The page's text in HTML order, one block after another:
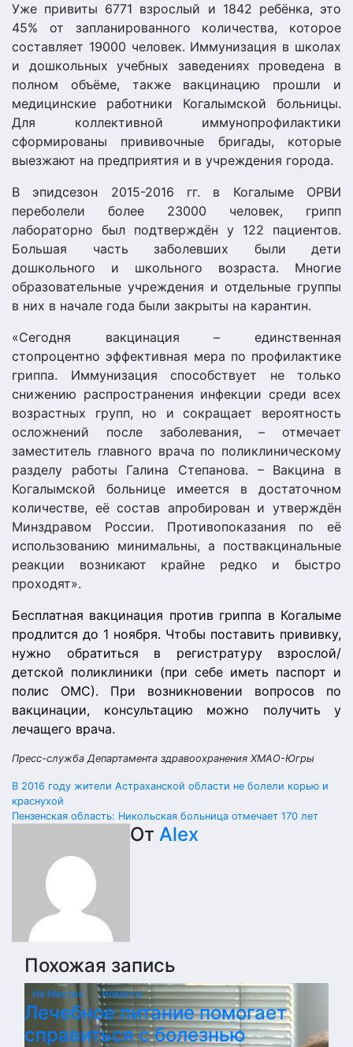
Уже привиты 6771 взрослый и 1842 ребёнка, это
45% от запланированного количества, которое
составляет 19000 человек. Иммунизация в школах
и дошкольных учебных заведениях проведена в
полном объёме, также вакцинацию прошли и
медицинские работники Когалымской больницы.
Для коллективной иммунопрофилактики
сформированы прививочные бригады, которые
выезжают на предприятия и в учреждения города.
В эпидсезон 2015-2016 гг. в Когалыме ОРВИ
переболели более 23000 человек, грипп
лабораторно был подтверждён у 122 пациентов.
Большая часть заболевших были дети
дошкольного и школьного возраста. Многие
образовательные учреждения и отдельные группы
в них в начале года были закрыты на карантин.
«Сегодня вакцинация – единственная
стопроцентно эффективная мера по профилактике
гриппа. Иммунизация способствует не только
снижению распространения инфекции среди всех
возрастных групп, но и сокращает вероятность
осложнений после заболевания, – отмечает
заместитель главного врача по поликлиническому
разделу работы Галина Степанова. – Вакцина в
Когалымской больнице имеется в достаточном
количестве, её состав апробирован и утверждён
Минздравом России. Противопоказания по её
использованию минимальны, а поствакцинальные
реакции возникают крайне редко и быстро
проходят».
Бесплатная вакцинация против гриппа в Когалыме
продлится до 1 ноября. Чтобы поставить прививку,
нужно обратиться в регистратуру взрослой/
детской поликлиники (при себе иметь паспорт и
полис ОМС). При возникновении вопросов по
вакцинации, консультацию можно получить у
лечащего врача.
Пресс-служба Департамента здравоохранения ХМАО-Югры
Навигация
по
записям
В 2016 году жители Астраханской области не болели корью и
краснухой
Пензенская область: Никольская больница отмечает 170 лет
От Alex
Похожая запись
На Местах Новости
Лечебное питание помогает
справиться с болезнью